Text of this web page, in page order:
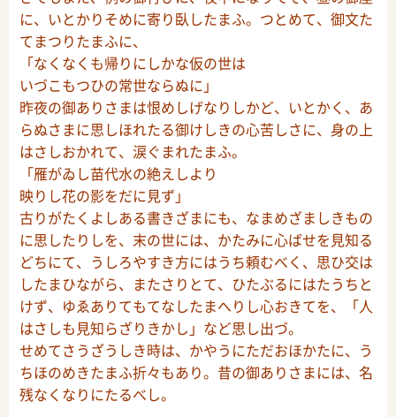
に、いとかりそめに寄り臥したまふ。つとめて、御文た
てまつりたまふに、
「なくなくも帰りにしかな仮の世は
いづこもつひの常世ならぬに」
昨夜の御ありさまは恨めしげなりしかど、いとかく、あ
らぬさまに思しほれたる御けしきの心苦しさに、身の上
はさしおかれて、涙ぐまれたまふ。
「雁がゐし苗代水の絶えしより
映りし花の影をだに見ず」
古りがたくよしある書きざまにも、なまめざましきもの
に思したりしを、末の世には、かたみに心ばせを見知る
どちにて、うしろやすき方にはうち頼むべく、思ひ交は
したまひながら、またさりとて、ひたぶるにはたうちと
けず、ゆゑありてもてなしたまへりし心おきてを、「人
はさしも見知らざりきかし」など思し出づ。
せめてさうざうしき時は、かやうにただおほかたに、う
ちほのめきたまふ折々もあり。昔の御ありさまには、名
残なくなりにたるべし。